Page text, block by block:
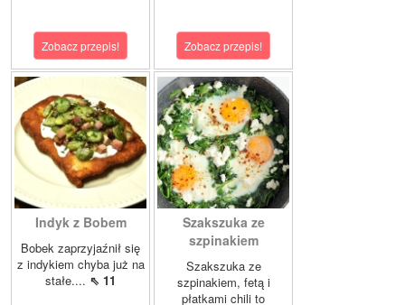
Zobacz przepis! Zobacz przepis!
Indyk z Bobem
Bobek zaprzyjaźnił się
z indykiem chyba już na
stałe.... ⇖ 11
Szakszuka ze
szpinakiem
Szakszuka ze
szpinakiem, fetą i
płatkami chili to